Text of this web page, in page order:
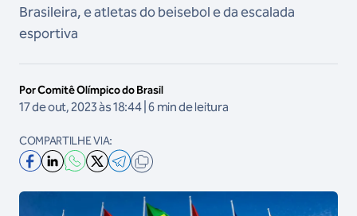
Brasileira, e atletas do beisebol e da escalada
esportiva
Por Comitê Olímpico do Brasil
17 de out, 2023 às 18:44 | 6 min de leitura
COMPARTILHE VIA: